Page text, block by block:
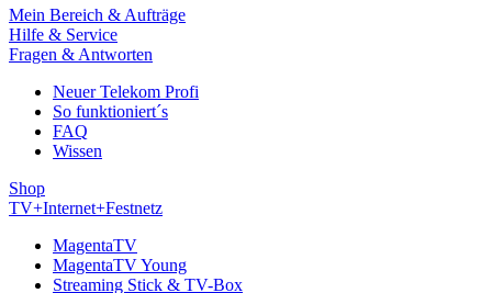
Mein Bereich & Aufträge
Hilfe & Service
Fragen & Antworten
Neuer Telekom Profi
So funktioniert´s
FAQ
Wissen
Shop
TV+Internet+Festnetz
MagentaTV
MagentaTV Young
Streaming Stick & TV-Box